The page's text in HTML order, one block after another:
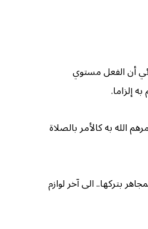
أن الفعل مستوي
إلزاما.
الله به كالأمر بالصلاة
بتركها.. الى آخر لوازم